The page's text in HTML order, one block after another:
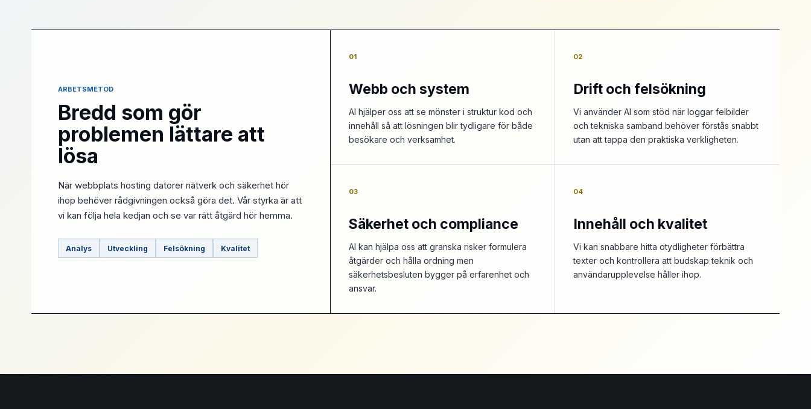
ARBETSMETOD
Bredd som gör
problemen lättare att
lösa
När webbplats hosting datorer nätverk och säkerhet hör
ihop behöver rådgivningen också göra det. Vår styrka är att
vi kan följa hela kedjan och se var rätt åtgärd hör hemma.
Analys Utveckling Felsökning Kvalitet
01
Webb och system
AI hjälper oss att se mönster i struktur kod och
innehåll så att lösningen blir tydligare för både
besökare och verksamhet.
02
Drift och felsökning
Vi använder AI som stöd när loggar felbilder
och tekniska samband behöver förstås snabbt
utan att tappa den praktiska verkligheten.
03
Säkerhet och compliance
AI kan hjälpa oss att granska risker formulera
åtgärder och hålla ordning men
säkerhetsbesluten bygger på erfarenhet och
ansvar.
04
Innehåll och kvalitet
Vi kan snabbare hitta otydligheter förbättra
texter och kontrollera att budskap teknik och
användarupplevelse håller ihop.